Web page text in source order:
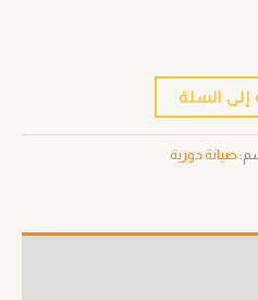
إلى السلة
صيانة دورية